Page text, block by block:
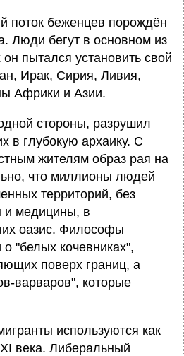
поток беженцев порождён
Люди бегут в основном из
пытался установить свой
Ирак, Сирия, Ливия,
Африки и Азии.
стороны, разрушил
в глубокую архаику. С
жителям образ рая на
что миллионы людей
территорий, без
и медицины, в
оазис. Философы
"белых кочевниках",
поверх границ, а
варваров", которые
используются как
века. Либеральный